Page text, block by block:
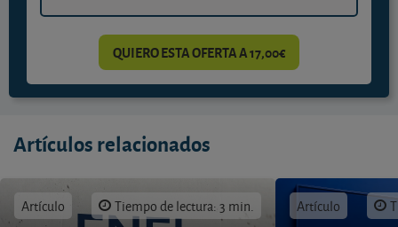
QUIERO ESTA OFERTA A 17,00€
Artículos relacionados
Artículo Tiempo de lectura: 3 min. Artículo